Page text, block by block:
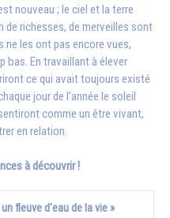
nouveau ; le ciel et la terre
de richesses, de merveilles sont
ne les ont pas encore vues,
bas. En travaillant à élever
ce qui avait toujours existé
jour de l’année le soleil
comme un être vivant,
en relation.
à découvrir !
fleuve d'eau de la vie »